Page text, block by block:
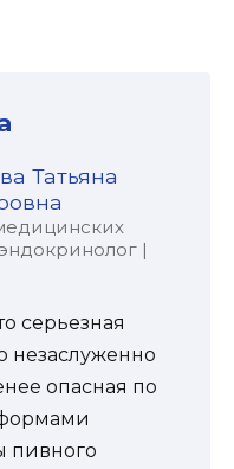
Татьяна
|
серьезная
незаслуженно
опасная по
пивного